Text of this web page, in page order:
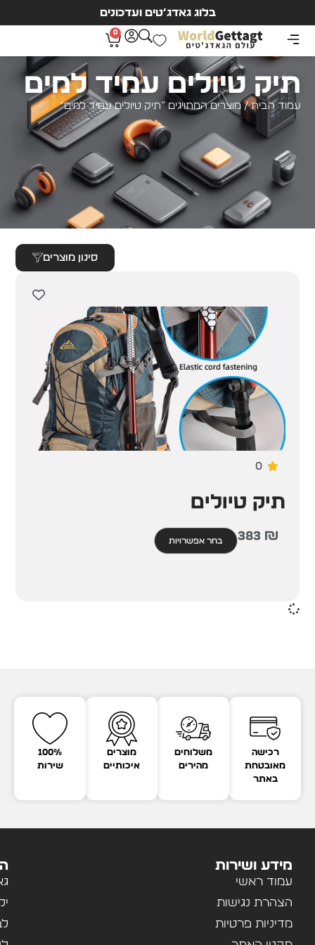
בלוג גאדג’טים ועדכונים
0
תיק טיולים עמיד למים
עמוד הבית/ מוצרים המתויגים “תיק טיולים עמיד למים”
סינון מוצרים
0
תיק טיולים
383 ₪ בחר אפשרויות
רכישה
מאובטחת
באתר
משלוחים
מהירים
מוצרים
איכותיים
100%
שירות
מידע ושירות
עמוד ראשי
הצהרת נגישות
מדיניות פרטיות